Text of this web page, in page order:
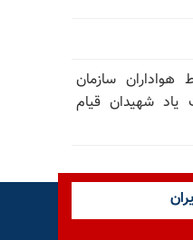
هواداران سازمان
یاد شهیدان قیام